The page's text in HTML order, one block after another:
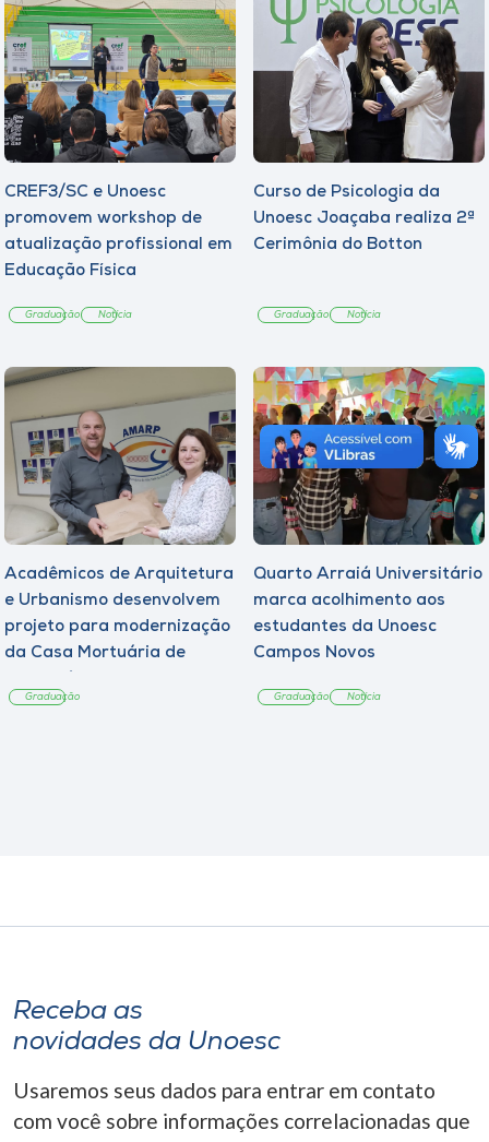
CREF3/SC e Unoesc
promovem workshop de
atualização profissional em
Educação Física
Graduação Notícia
Curso de Psicologia da
Unoesc Joaçaba realiza 2ª
Cerimônia do Botton
Graduação Notícia
Acadêmicos de Arquitetura
e Urbanismo desenvolvem
projeto para modernização
da Casa Mortuária de
Graduação
Quarto Arraiá Universitário
marca acolhimento aos
estudantes da Unoesc
Campos Novos
Graduação Notícia
Receba as
novidades da Unoesc
Usaremos seus dados para entrar em contato
com você sobre informações correlacionadas que